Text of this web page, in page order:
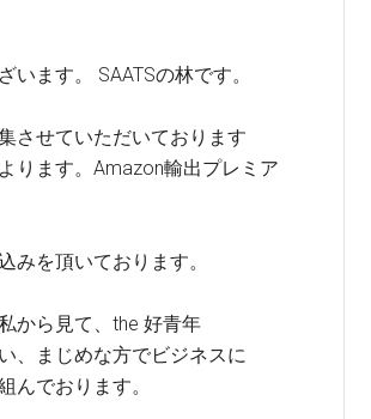
います。 SAATSの林です。
させていただいております
ります。Amazon輸出プレミア
みを頂いております。
から見て、the 好青年
、まじめな方でビジネスに
んでおります。